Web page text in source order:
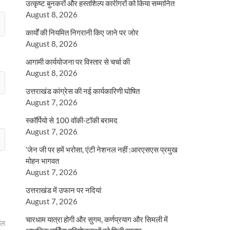
उत्कृष्ट बुनकरों और हस्तशिल्प कारीगरों को किया सम्मानित
August 8, 2026
कार्यों की नियमित निगरानी किए जाने पर जोर
August 8, 2026
आगामी कार्ययोजना पर विस्तार से चर्चा की
August 8, 2026
उत्तराखंड कांग्रेस की नई कार्यकारिणी घोषित
August 7, 2026
स्कॉर्पियो से 100 वॉकी-टॉकी बरामद
August 7, 2026
‘जेन जी पर हमें भरोसा, एंटी नेशनल नहीं :आरएसएस प्रमुख
मोहन भागवत
August 7, 2026
उत्तराखंड में उफान पर नदियां
August 7, 2026
चारधाम यात्रा होगी और सुगम, कर्णप्रयाग और सिमली में